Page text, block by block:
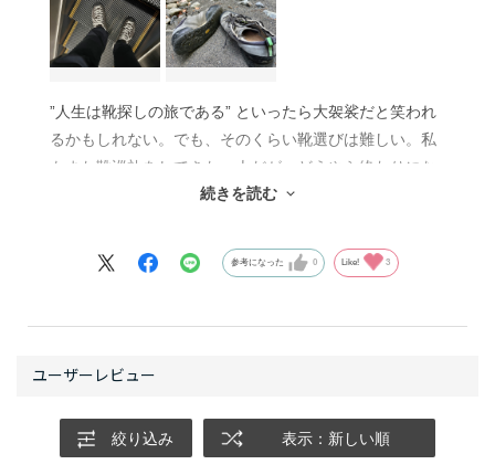
絞り込み 表示：新しい順
”人生は靴探しの旅である” といったら大袈裟だと笑われ
るかもしれない。でも、そのくらい靴選びは難しい。私
もまた靴巡礼をしてきた一人だが、どうやら終わりにな
りそうだ。世界の終わりに一足しか持っていけないな
ティンクトといいたいところだが、ハードボイルド・ワ
ンダーランドに岩が転がっているとは限らない。モヒー
や職場の階段を駆け登るといった日常に溶け込み、場面
を問わず身体の一部になってくれる。ボルネオの熱帯雨
林やワルシャワの冷たい石畳といった非日常に足を踏み
続きを読む
参考になった 0 Like! 3